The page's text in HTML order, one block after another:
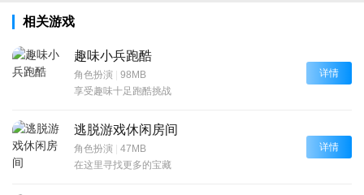
相关游戏
趣味小兵跑酷
角色扮演 | 98MB
享受趣味十足跑酷挑战
详情
逃脱游戏休闲房间
角色扮演 | 47MB
在这里寻找更多的宝藏
详情